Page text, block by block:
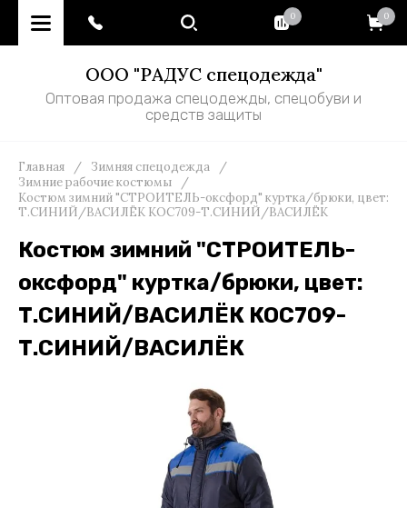
0 0
ООО "РАДУС спецодежда"
Оптовая продажа спецодежды, спецобуви и
средств защиты
Главная / Зимняя спецодежда
/
Зимние рабочие костюмы
/
Костюм зимний "СТРОИТЕЛЬ-оксфорд" куртка/брюки, цвет:
Т.СИНИЙ/ВАСИЛЁК КОС709-Т.СИНИЙ/ВАСИЛЁК
Костюм зимний "СТРОИТЕЛЬ-
оксфорд" куртка/брюки, цвет:
Т.СИНИЙ/ВАСИЛЁК КОС709-
Т.СИНИЙ/ВАСИЛЁК